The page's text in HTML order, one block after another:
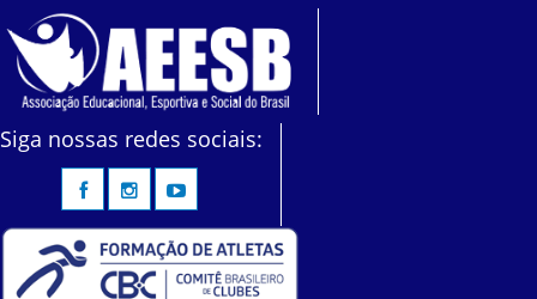
Siga nossas redes sociais: